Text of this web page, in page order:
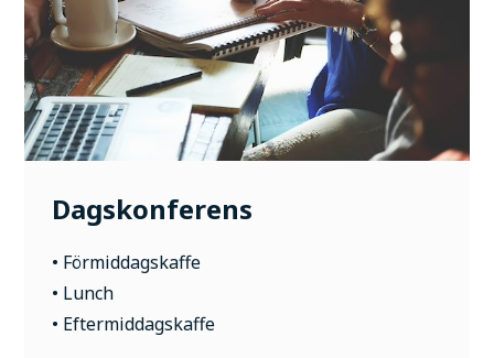
Dagskonferens
• Förmiddagskaffe
• Lunch
• Eftermiddagskaffe